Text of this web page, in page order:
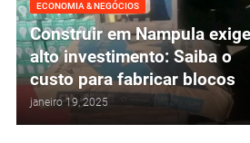
ECONOMIA & NEGÓCIOS
Construir em Nampula exige
alto investimento: Saiba o
custo para fabricar blocos
janeiro 19, 2025